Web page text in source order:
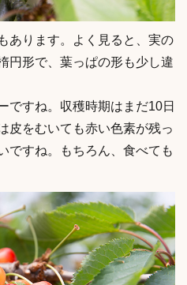
あります。よく見ると、実の
円形で、葉っぱの形も少し違
ですね。収穫時期はまだ10日
皮をむいても赤い色素が残っ
ですね。もちろん、食べても